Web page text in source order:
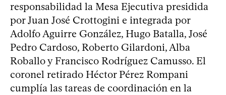
responsabilidad la Mesa Ejecutiva presidida
por Juan José Crottogini e integrada por
Adolfo Aguirre González, Hugo Batalla, José
Pedro Cardoso, Roberto Gilardoni, Alba
Roballo y Francisco Rodríguez Camusso. El
coronel retirado Héctor Pérez Rompani
cumplía las tareas de coordinación en la